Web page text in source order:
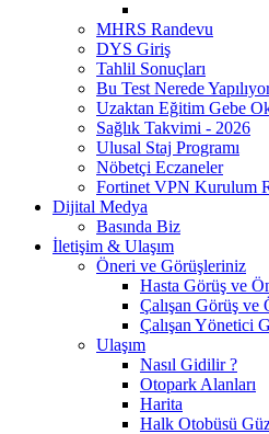
MHRS Randevu
DYS Giriş
Tahlil Sonuçları
Bu Test Nerede
Uzaktan Eğitim Gebe
Sağlık Takvimi - 2026
Ulusal Staj Programı
Nöbetçi Eczaneler
Fortinet VPN Kurulum
Dijital Medya
Basında Biz
İletişim & Ulaşım
Öneri ve Görüşleriniz
Hasta Görüş ve
Çalışan Görüş ve
Çalışan Yönetici
Ulaşım
Nasıl Gidilir ?
Otopark Alanları
Harita
Halk Otobüsü